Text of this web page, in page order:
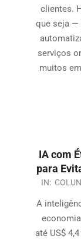
clientes.
que seja —
serviços
muitos
IA com
para
IN:
A
até US$